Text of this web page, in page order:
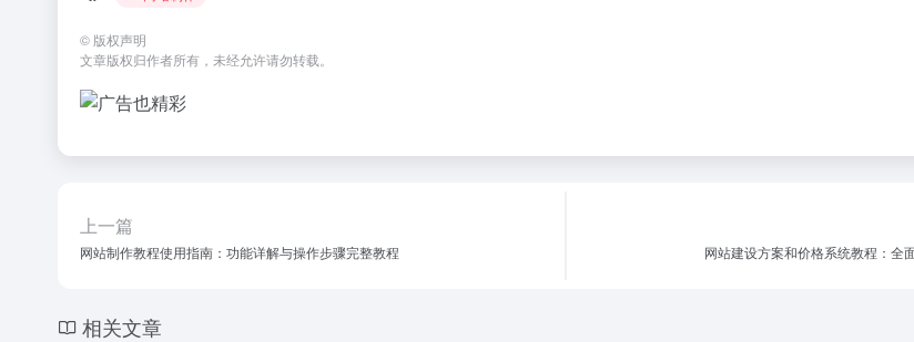
© 版权声明
文章版权归作者所有，未经允许请勿转载。
上一篇
网站制作教程使用指南：功能详解与操作步骤完整教程 网站建设方案和价格系统教程：全
相关文章